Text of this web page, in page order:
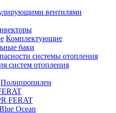
вентилями
Комплектующие
баки
системы отопления
систем отопления
Полипропилен
FERAT
Ocean